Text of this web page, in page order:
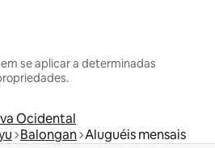
se aplicar a determinadas
Ocidental
Balongan Aluguéis mensais